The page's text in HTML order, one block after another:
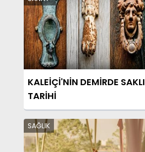
KALEİÇİ'NİN DEMİRDE SAKLI
TARİHİ
SAĞLIK